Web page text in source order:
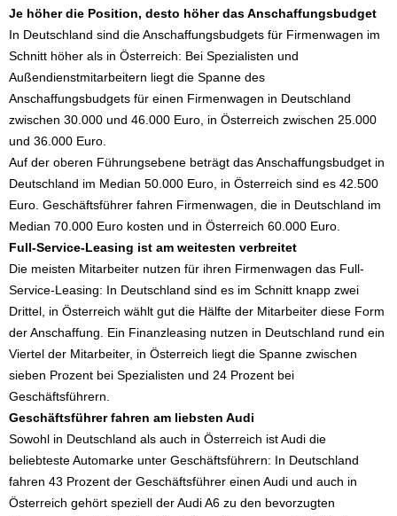
Je höher die Position, desto höher das Anschaffungsbudget
In Deutschland sind die Anschaffungsbudgets für Firmenwagen im
Schnitt höher als in Österreich: Bei Spezialisten und
Außendienstmitarbeitern liegt die Spanne des
Anschaffungsbudgets für einen Firmenwagen in Deutschland
zwischen 30.000 und 46.000 Euro, in Österreich zwischen 25.000
und 36.000 Euro.
Auf der oberen Führungsebene beträgt das Anschaffungsbudget in
Deutschland im Median 50.000 Euro, in Österreich sind es 42.500
Euro. Geschäftsführer fahren Firmenwagen, die in Deutschland im
Median 70.000 Euro kosten und in Österreich 60.000 Euro.
Full-Service-Leasing ist am weitesten verbreitet
Die meisten Mitarbeiter nutzen für ihren Firmenwagen das Full-
Service-Leasing: In Deutschland sind es im Schnitt knapp zwei
Drittel, in Österreich wählt gut die Hälfte der Mitarbeiter diese Form
der Anschaffung. Ein Finanzleasing nutzen in Deutschland rund ein
Viertel der Mitarbeiter, in Österreich liegt die Spanne zwischen
sieben Prozent bei Spezialisten und 24 Prozent bei
Geschäftsführern.
Geschäftsführer fahren am liebsten Audi
Sowohl in Deutschland als auch in Österreich ist Audi die
beliebteste Automarke unter Geschäftsführern: In Deutschland
fahren 43 Prozent der Geschäftsführer einen Audi und auch in
Österreich gehört speziell der Audi A6 zu den bevorzugten